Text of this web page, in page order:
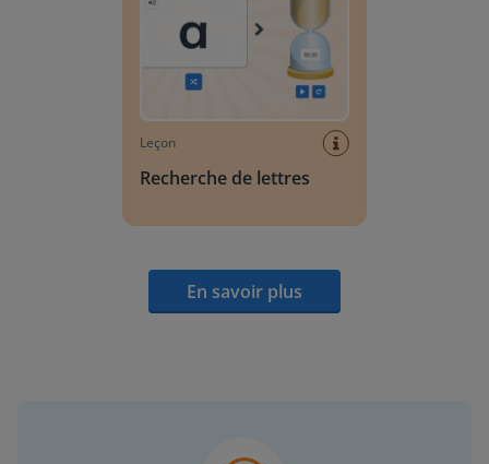
Leçon
Recherche de lettres
En savoir plus